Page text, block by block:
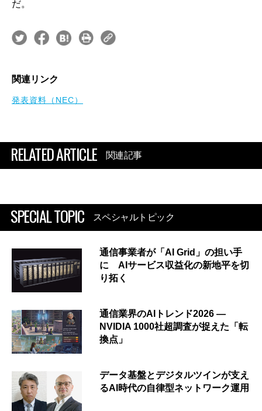
だ。
関連リンク
発表資料（NEC）
RELATED ARTICLE 関連記事
SPECIAL TOPIC スペシャルトピック
通信事業者が「AI Grid」の担い手
に AIサービス収益化の新地平を切
り拓く
通信業界のAIトレンド2026 ―
NVIDIA 1000社超調査が捉えた「転
換点」
データ基盤とデジタルツインが支え
るAI時代の自律型ネットワーク運用